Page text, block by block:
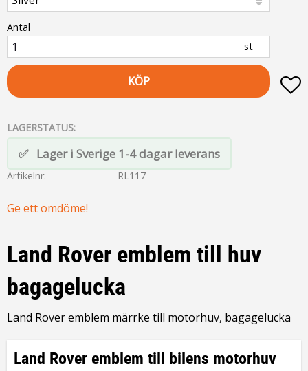
Antal
st
KÖP
LAGERSTATUS
Lager i Sverige 1-4 dagar leverans
Artikelnr RL117
Ge ett omdöme!
Land Rover emblem till huv
bagagelucka
Land Rover emblem märrke till motorhuv, bagagelucka
Land Rover emblem till bilens motorhuv